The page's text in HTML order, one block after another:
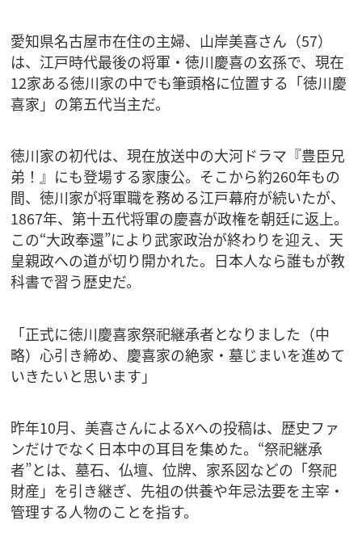
愛知県名古屋市在住の主婦、山岸美喜さん（57）
は、江戸時代最後の将軍・徳川慶喜の玄孫で、現在
12家ある徳川家の中でも筆頭格に位置する「徳川慶
喜家」の第五代当主だ。
徳川家の初代は、現在放送中の大河ドラマ『豊臣兄
弟！』にも登場する家康公。そこから約260年もの
間、徳川家が将軍職を務める江戸幕府が続いたが、
1867年、第十五代将軍の慶喜が政権を朝廷に返上。
この“大政奉還”により武家政治が終わりを迎え、天
皇親政への道が切り開かれた。日本人なら誰もが教
科書で習う歴史だ。
「正式に徳川慶喜家祭祀継承者となりました（中
略）心引き締め、慶喜家の絶家・墓じまいを進めて
いきたいと思います」
昨年10月、美喜さんによるXへの投稿は、歴史ファ
ンだけでなく日本中の耳目を集めた。“祭祀継承
者”とは、墓石、仏壇、位牌、家系図などの「祭祀
財産」を引き継ぎ、先祖の供養や年忌法要を主宰・
管理する人物のことを指す。